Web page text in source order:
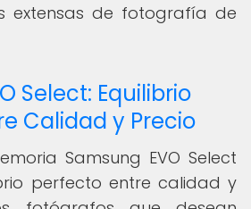
extensas de fotografía de
Select: Equilibrio
Calidad y Precio
Samsung EVO Select
perfecto entre calidad y